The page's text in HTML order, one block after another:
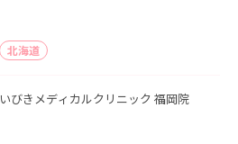
北海道
いびきメディカルクリニック 福岡院